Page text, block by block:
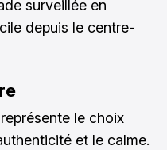
surveillée en
depuis le centre-
représente le choix
et le calme.